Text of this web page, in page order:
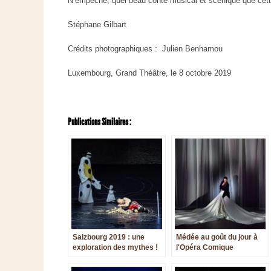
Stéphane Gilbart
Crédits photographiques : Julien Benhamou
Luxembourg, Grand Théâtre, le 8 octobre 2019
Publications Similaires :
Salzbourg 2019 : une
exploration des mythes !
Médée au goût du jour à
l'Opéra Comique